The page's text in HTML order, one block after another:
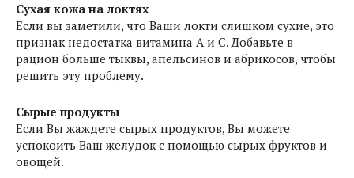
Сухая кожа на локтях
Если вы заметили, что Ваши локти слишком сухие, это
признак недостатка витамина А и С. Добавьте в
рацион больше тыквы, апельсинов и абрикосов, чтобы
решить эту проблему.
Сырые продукты
Если Вы жаждете сырых продуктов, Вы можете
успокоить Ваш желудок с помощью сырых фруктов и
овощей.